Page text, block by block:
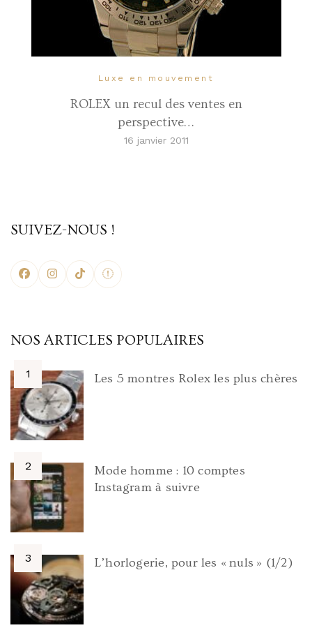
Luxe en mouvement
ROLEX un recul des ventes en
perspective…
16 janvier 2011
SUIVEZ-NOUS !
NOS ARTICLES POPULAIRES
Les 5 montres Rolex les plus chères
Mode homme : 10 comptes
Instagram à suivre
L’horlogerie, pour les « nuls » (1/2)